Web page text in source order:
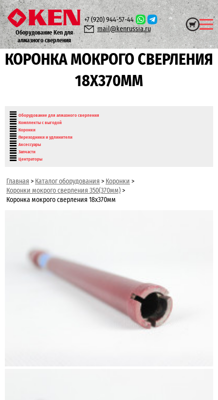
Оборудование Ken для
алмазного сверления
+7 (920)944-57-44
mail@kenrussia.ru
КОРОНКА МОКРОГО СВЕРЛЕНИЯ
18Х370ММ
Оборудование для алмазного сверления
Комплекты с выгодой
Коронки
Переходники и удлинители
Аксессуары
Запчасти
Центраторы
Главная > Каталог оборудования > Коронки >
Коронки мокрого сверления 350(370мм)>
Коронка мокрого сверления 18х370мм